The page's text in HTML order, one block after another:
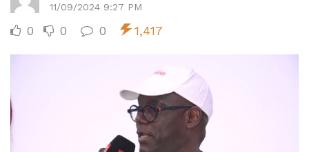
11/09/2024 9:27 PM
0 0 0 1,417